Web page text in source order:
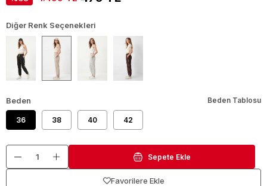
Diğer Renk Seçenekleri
Beden
36 38 40 42
Beden Tablosu
Favorilere Ekle